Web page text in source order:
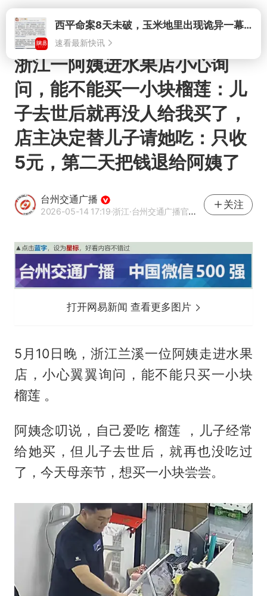
打开西平命案8天未破，玉米地里出现诡异一幕，我突然想起了欧金中
速看最新快讯
浙江一阿姨进水果店小心询
问，能不能买一小块榴莲：儿
子去世后就再没人给我买了，
店主决定替儿子请她吃：只收
5元，第二天把钱退给阿姨了
台州交通广播
2026-05-14 17:19·浙江·台州交通广播官方网易号
关注
打开网易新闻 查看更多图片
5月10日晚，浙江兰溪一位阿姨走进水果
店，小心翼翼询问，能不能只买一小块
榴莲 。
阿姨念叨说，自己爱吃 榴莲 ，儿子经常
给她买，但儿子去世后，就再也没吃过
了，今天母亲节，想买一小块尝尝。